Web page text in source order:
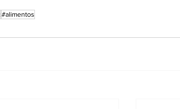
#alimentos